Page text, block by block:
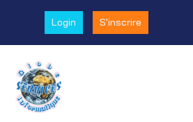
Login S'inscrire